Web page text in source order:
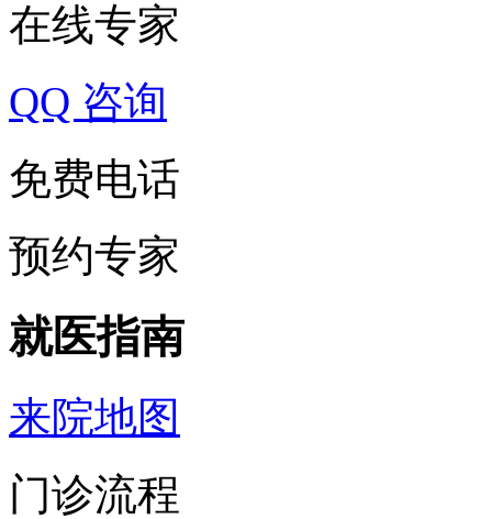
在线专家
QQ 咨询
免费电话
预约专家
就医指南
来院地图
门诊流程